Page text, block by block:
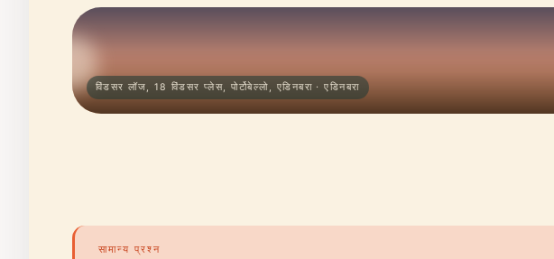
विंडसर लॉज, 18 विंडसर प्लेस, पोर्टोबेल्लो, एडिनबरा · एडिनबरा
सामान्य प्रश्न